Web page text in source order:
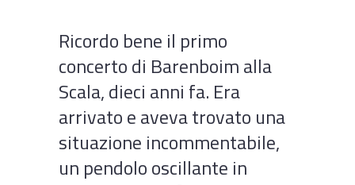
Ricordo bene il primo
concerto di Barenboim alla
Scala, dieci anni fa. Era
arrivato e aveva trovato una
situazione incommentabile,
un pendolo oscillante in